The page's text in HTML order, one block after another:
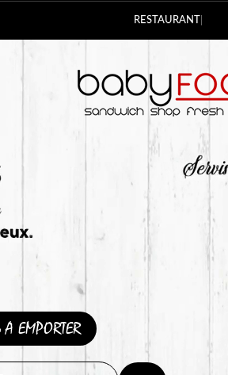
Vous pouvez commander v
A EMPORTER